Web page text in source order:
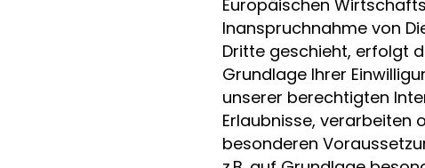
Europäischen
Inanspruchnahme von
Dritte geschieht, erfolgt
Grundlage Ihrer
unserer berechtigten
Erlaubnisse, verarbeiten
besonderen